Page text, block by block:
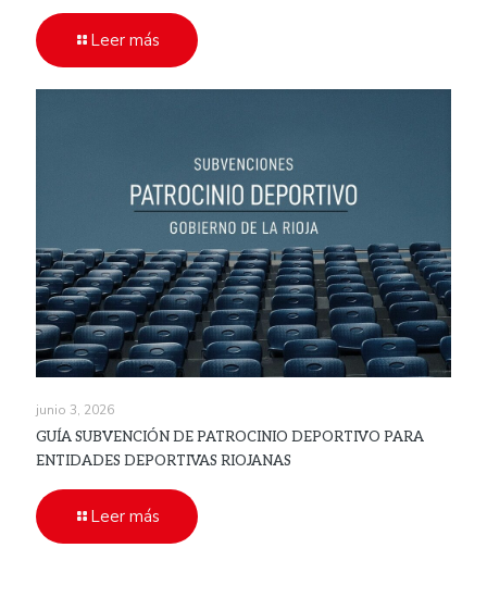
Leer más
junio 3, 2026
GUÍA SUBVENCIÓN DE PATROCINIO DEPORTIVO PARA
ENTIDADES DEPORTIVAS RIOJANAS
Leer más